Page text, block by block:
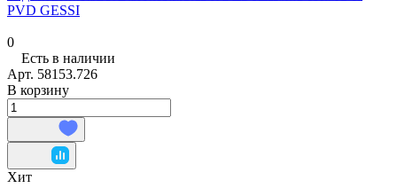
PVD GESSI
0
Есть в наличии
Арт. 58153.726
В корзину
Хит